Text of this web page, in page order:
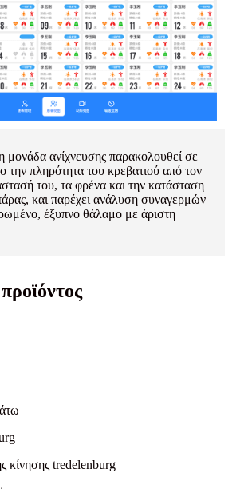
μονάδα ανίχνευσης παρακολουθεί σε
την πληρότητα του κρεβατιού από τον
του, τα φρένα και την κατάσταση
και παρέχει ανάλυση συναγερμών
έξυπνο θάλαμο με άριστη
κίνησης tredelenburg